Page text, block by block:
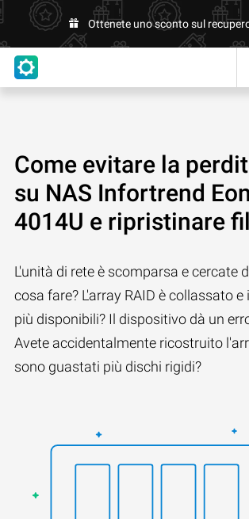
Ottenete uno sconto sul
Come evitare la
su NAS Infortrend
4014U e ripristinare
L'unità di rete è scomparsa e cercate
cosa fare? L'array RAID è collassato
più disponibili? Il dispositivo dà un
Avete accidentalmente ricostruito
sono guastati più dischi rigidi?